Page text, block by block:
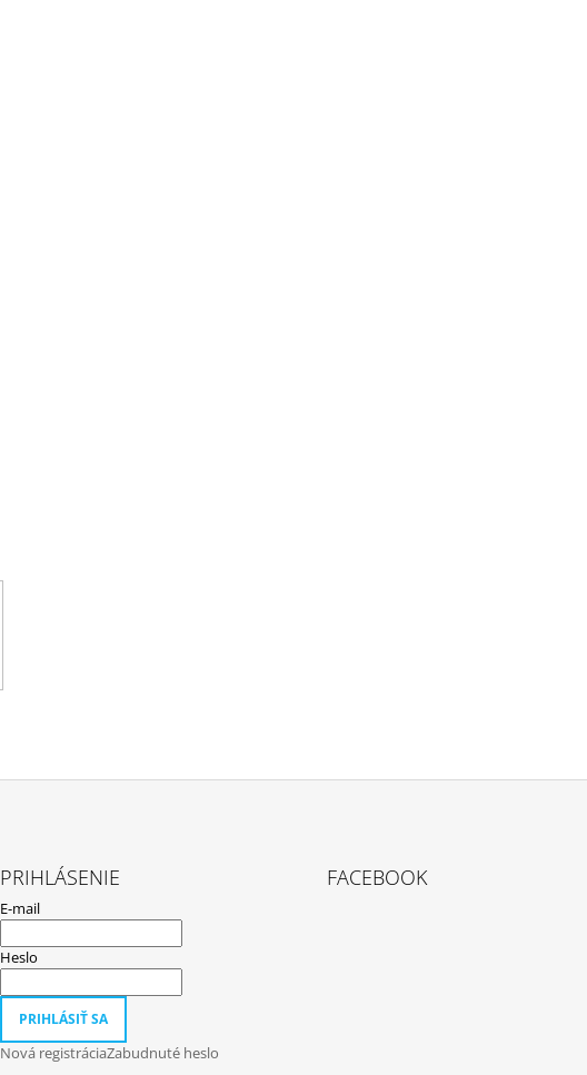
PRIHLÁSENIE
E-mail
Heslo
PRIHLÁSIŤ SA
Nová registráciaZabudnuté heslo
FACEBOOK